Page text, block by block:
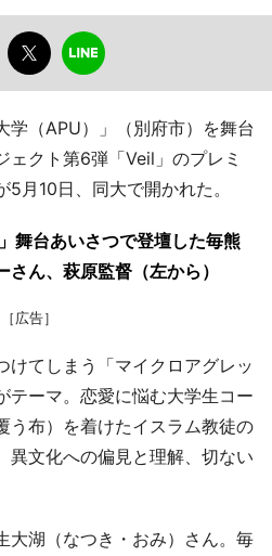
（APU）」（別府市）を舞台
ェクト第6弾「Veil」のプレミ
月10日、同大で開かれた。
舞台あいさつで登壇した毎熊
ん、萩原監督（左から）
［広告］
てしまう「マイクロアグレッ
テーマ。恋愛に悩む大学生コー
う布）を着けたイスラム教徒の
異文化への偏見と理解、切ない
湖（なつき・おみ）さん。毎